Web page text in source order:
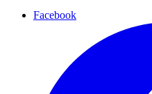
Facebook